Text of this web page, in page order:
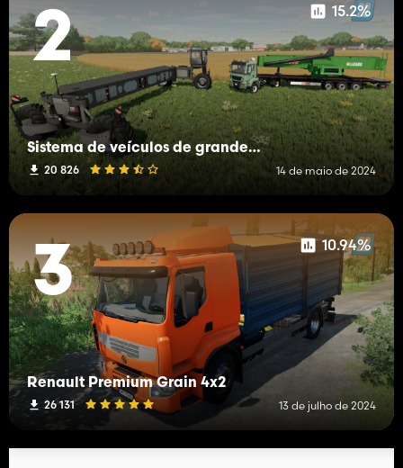
2 15.2%
Sistema de veículos de grande envergadura
20 826 14 de maio de 2024
3 10.94%
Renault Premium Grain 4x2
26 131 13 de julho de 2024